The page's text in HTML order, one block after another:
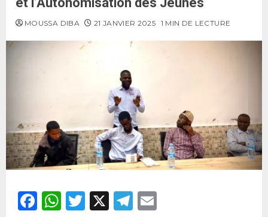
MOUSSA DIBA 21 JANVIER 2025 1 MIN DE LECTURE
Facebook
WhatsApp
Twitter
X Telegram